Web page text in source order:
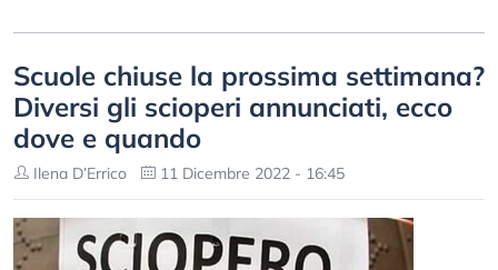
Scuole chiuse la prossima settimana?
Diversi gli scioperi annunciati, ecco
dove e quando
Ilena D’Errico 11 Dicembre 2022 - 16:45